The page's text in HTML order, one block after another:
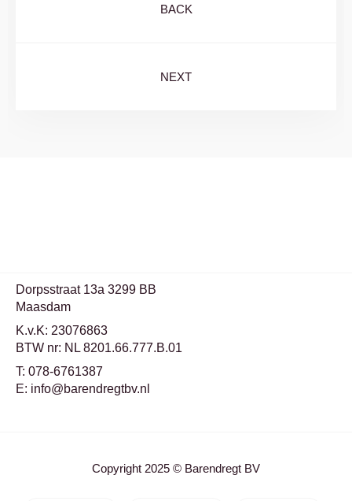
BACK
NEXT
Dorpsstraat 13a 3299 BB
Maasdam
K.v.K: 23076863
BTW nr: NL 8201.66.777.B.01
T: 078-6761387
E: info@barendregtbv.nl
Copyright 2025 © Barendregt BV